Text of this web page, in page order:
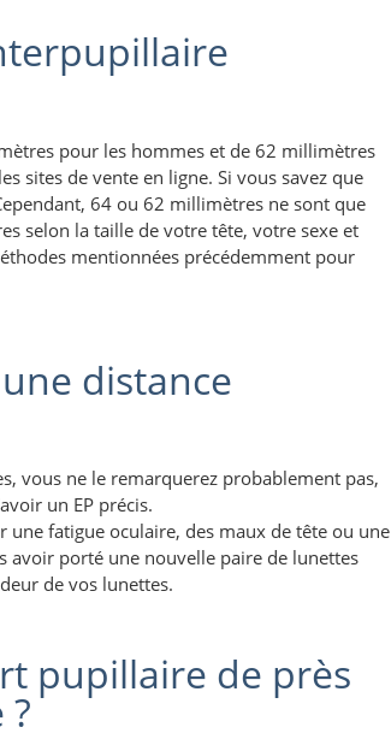
pour les hommes et de 62 millimètres
sites de vente en ligne. Si vous savez que
64 ou 62 millimètres ne sont que
selon la taille de votre tête, votre sexe et
mentionnées précédemment pour
distance
vous ne le remarquerez probablement pas,
un EP précis.
fatigue oculaire, des maux de tête ou une
avoir porté une nouvelle paire de lunettes
de vos lunettes.
pupillaire de près